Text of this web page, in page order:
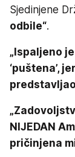
Sjedinjene
odbile“.
„Ispaljeno
‘puštena’,
NIJEDAN
pričinjena